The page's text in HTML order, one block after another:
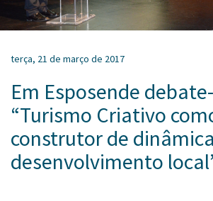
terça, 21 de março de 2017
Em Esposende
“Turismo Criativo
construtor de
desenvolvimento